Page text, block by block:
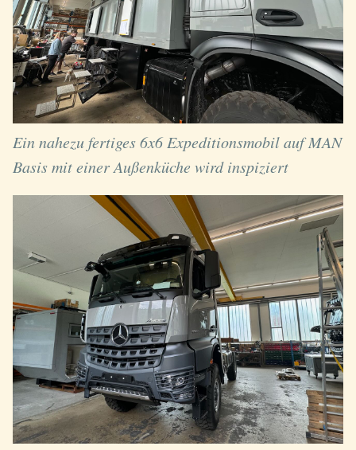
Ein nahezu fertiges 6x6 Expeditionsmobil auf MAN
Basis mit einer Außenküche wird inspiziert